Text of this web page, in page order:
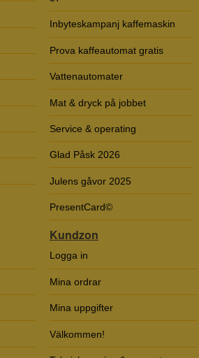
Inbyteskampanj kaffemaskin
Prova kaffeautomat gratis
Vattenautomater
Mat & dryck på jobbet
Service & operating
Glad Påsk 2026
Julens gåvor 2025
PresentCard©
Kundzon
Logga in
Mina ordrar
Mina uppgifter
Välkommen!